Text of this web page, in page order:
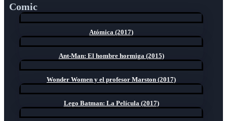
Comic
Atómica (2017)
Ant-Man: El hombre hormiga (2015)
Wonder Women y el profesor Marston (2017)
Lego Batman: La Película (2017)